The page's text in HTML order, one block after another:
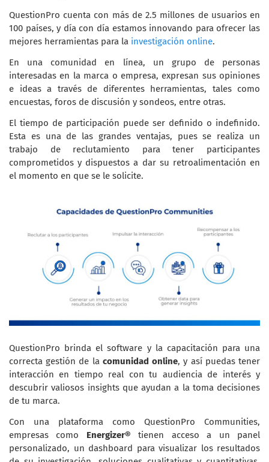
QuestionPro cuenta con más de 2.5 millones de usuarios en
100 países, y día con día estamos innovando para ofrecer las
mejores herramientas para la investigación online.
En una comunidad en línea, un grupo de personas
interesadas en la marca o empresa, expresan sus opiniones
e ideas a través de diferentes herramientas, tales como
encuestas, foros de discusión y sondeos, entre otras.
El tiempo de participación puede ser definido o indefinido.
Esta es una de las grandes ventajas, pues se realiza un
trabajo de reclutamiento para tener participantes
comprometidos y dispuestos a dar su retroalimentación en
el momento en que se le solicite.
QuestionPro brinda el software y la capacitación para una
correcta gestión de la comunidad online, y así puedas tener
interacción en tiempo real con tu audiencia de interés y
descubrir valiosos insights que ayudan a la toma decisiones
de tu marca.
Con una plataforma como QuestionPro Communities,
empresas como Energizer® tienen acceso a un panel
personalizado, un dashboard para visualizar los resultados